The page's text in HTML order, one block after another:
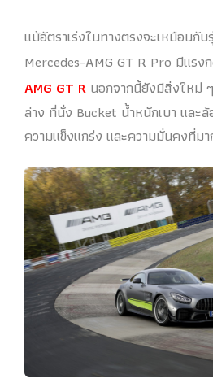
แม้อัตราเร่งในทางตรงจะเหมือนกั
Mercedes-AMG GT R Pro มีแรง
AMG GT R นอกจากนี้ยังมีสิ่งใหม่
ล่าง ที่นั่ง Bucket น้ำหนักเบา และ
ความแข็งแกร่ง และความมั่นคงที่ม